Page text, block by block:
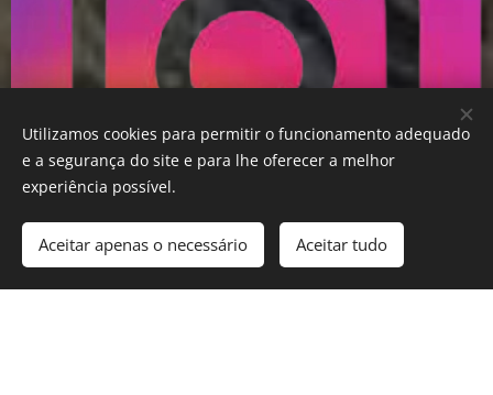
Utilizamos cookies para permitir o funcionamento adequado
e a segurança do site e para lhe oferecer a melhor
experiência possível.
Aceitar apenas o necessário Aceitar tudo